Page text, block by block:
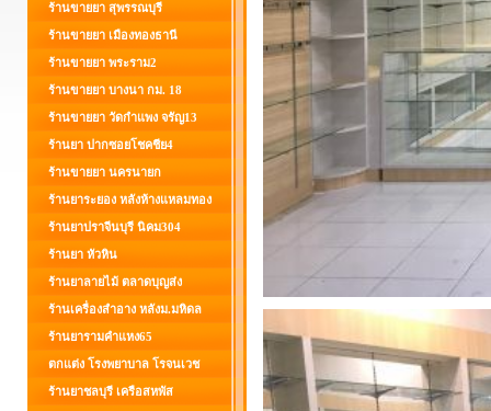
ร้านขายยา สุพรรณบุรี
ร้านขายยา เมืองทองธานี
ร้านขายยา พระราม2
ร้านขายยา บางนา กม. 18
ร้านขายยา วัดกำแพง จรัญ13
ร้านยา ปากซอยโชคชีย4
ร้านขายยา นครนายก
ร้านยาระยอง หลังห้างแหลมทอง
ร้านยาปราจีนบุรี นิคม304
ร้านยา หัวหิน
ร้านยาลายไม้ ตลาดบุญส่ง
ร้านเครื่องสำอาง หลังม.มหิดล
ร้านยารามคำแหง65
ตกแต่ง โรงพยาบาล โรจนเวช
ร้านยาชลบุรี เครือสหพัส